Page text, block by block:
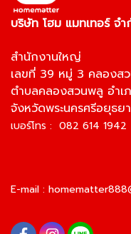
บริษัท โฮม แมทเทอร์ จ
สำนักงานใหญ่
เลขที่ 39 หมู่ 3 คลองส
ตำบลคลองสวนพลู อำเ
จังหวัดพระนครศรีอยุธย
เบอร์โทร : 082 614 1942
E-mail :